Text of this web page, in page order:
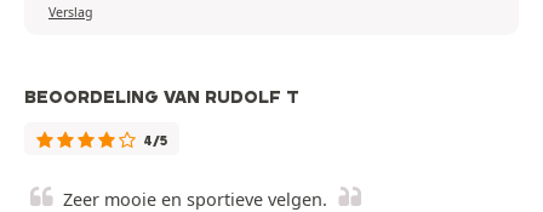
Verslag
BEOORDELING VAN RUDOLF T
4/5
Zeer mooie en sportieve velgen.